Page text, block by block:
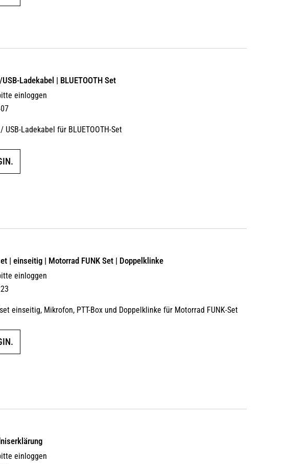
Ladekabel | BLUETOOTH Set
einloggen
USB-Ladekabel für BLUETOOTH-Set
| einseitig | Motorrad FUNK Set | Doppelklinke
einloggen
einseitig, Mikrofon, PTT-Box und Doppelklinke für Motorrad FUNK-Set
einloggen